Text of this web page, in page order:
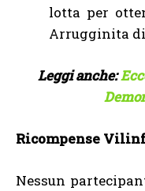
lotta per
Arrugginita
Leggi anche:
Ricompense
Nessun